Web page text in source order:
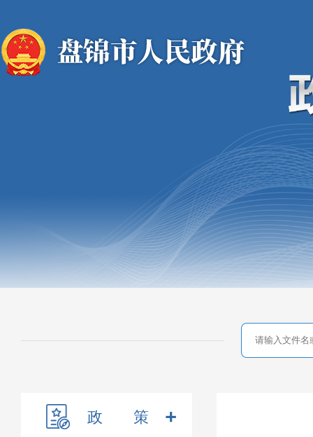
政 策